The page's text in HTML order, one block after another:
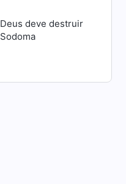
Deus deve destruir
Sodoma